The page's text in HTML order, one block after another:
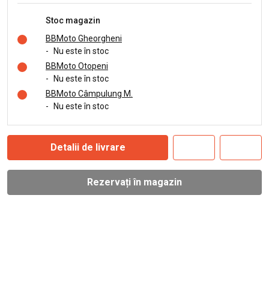
Stoc magazin
BBMoto Gheorgheni
-
Nu este în stoc
BBMoto Otopeni
-
Nu este în stoc
BBMoto Câmpulung M.
-
Nu este în stoc
Detalii de livrare
Rezervați în magazin